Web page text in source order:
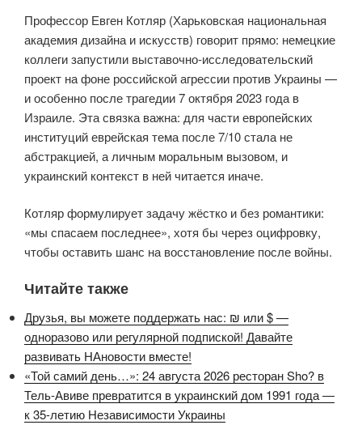
Профессор Евген Котляр (Харьковская национальная
академия дизайна и искусств) говорит прямо: немецкие
коллеги запустили выставочно-исследовательский
проект на фоне российской агрессии против Украины —
и особенно после трагедии 7 октября 2023 года в
Израиле. Эта связка важна: для части европейских
институций еврейская тема после 7/10 стала не
абстракцией, а личным моральным вызовом, и
украинский контекст в ней читается иначе.
Котляр формулирует задачу жёстко и без романтики:
«мы спасаем последнее», хотя бы через оцифровку,
чтобы оставить шанс на восстановление после войны.
Читайте также
Друзья, вы можете поддержать нас: ₪ или $ —
одноразово или регулярной подпиской! Давайте
развивать НАновости вместе!
«Той самий день…»: 24 августа 2026 ресторан Sho? в
Тель-Авиве превратится в украинский дом 1991 года —
к 35-летию Независимости Украины